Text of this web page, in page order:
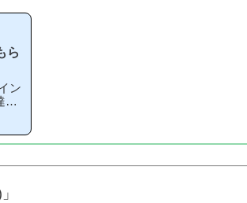
ら
ン
紹
ー
ル